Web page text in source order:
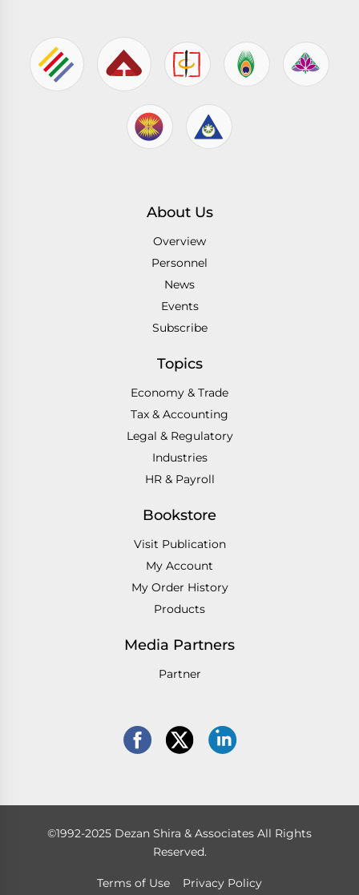
About Us
Overview
Personnel
News
Events
Subscribe
Topics
Economy & Trade
Tax & Accounting
Legal & Regulatory
Industries
HR & Payroll
Bookstore
Visit Publication
My Account
My Order History
Products
Media Partners
Partner
©1992-2025 Dezan Shira & Associates All Rights
Reserved.
Terms of Use Privacy Policy